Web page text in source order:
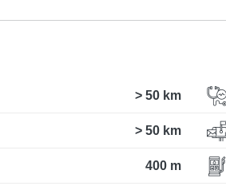
> 50 km
> 50 km
400 m